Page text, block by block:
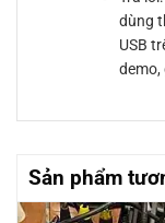
dùng
USB
demo,
Sản phẩm